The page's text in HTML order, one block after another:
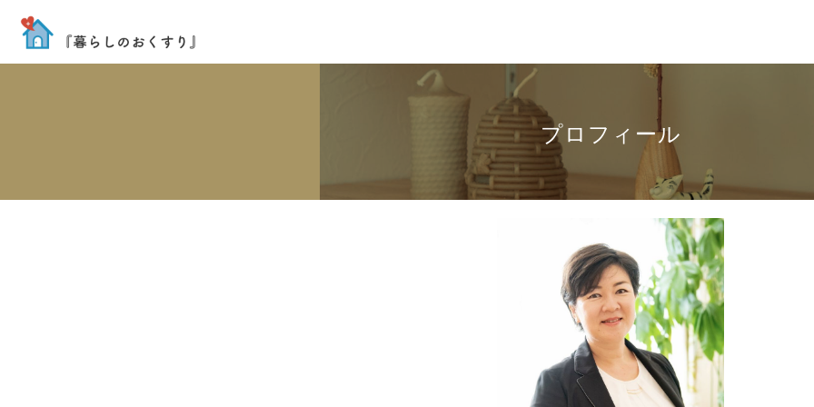
プロフィール